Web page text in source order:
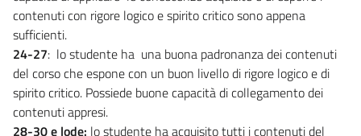
contenuti con rigore logico e spirito critico sono appena
sufficienti.
24-27: lo studente ha una buona padronanza dei contenuti
del corso che espone con un buon livello di rigore logico e di
spirito critico. Possiede buone capacità di collegamento dei
contenuti appresi.
28-30 e lode: lo studente ha acquisito tutti i contenuti del